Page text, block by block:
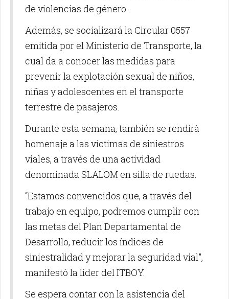
de violencias de género.
Además, se socializará la Circular 0557
emitida por el Ministerio de Transporte, la
cual da a conocer las medidas para
prevenir la explotación sexual de niños,
niñas y adolescentes en el transporte
terrestre de pasajeros.
Durante esta semana, también se rendirá
homenaje a las víctimas de siniestros
viales, a través de una actividad
denominada SLALOM en silla de ruedas.
“Estamos convencidos que, a través del
trabajo en equipo, podremos cumplir con
las metas del Plan Departamental de
Desarrollo, reducir los índices de
siniestralidad y mejorar la seguridad vial”,
manifestó la líder del ITBOY.
Se espera contar con la asistencia del